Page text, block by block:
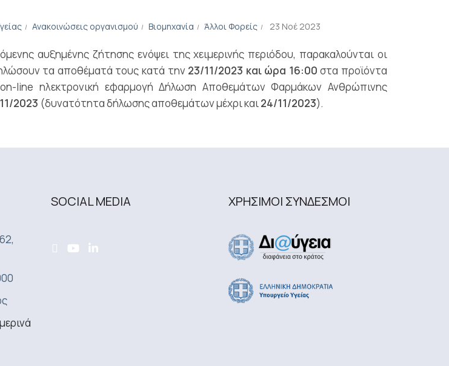
Ανακοινώσεις οργανισμού Βιομηχανία Άλλοι Φορείς 23 Νοέ 2023
αυξημένης ζήτησης ενόψει της χειμερινής περιόδου, παρακαλούνται οι
τα αποθέματά τους κατά την 23/11/2023 και ώρα 16:00 στα προϊόντα
line ηλεκτρονική εφαρμογή Δήλωση Αποθεμάτων Φαρμάκων Ανθρώπινης
2023 (δυνατότητα δήλωσης αποθεμάτων μέχρι και24/11/2023).
SOCIAL MEDIA ΧΡΗΣΙΜΟΙ ΣΥΝΔΕΣΜΟΙ